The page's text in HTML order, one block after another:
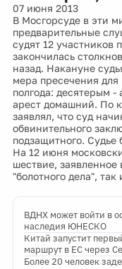
07 июня 2013
В Мосгорсуде в эти
предварительные
судят 12 участников
закончилась
назад. Накануне
мера пресечения для
полгода: десятерым -
арест домашний. По
заявлял, что суд
обвинительного
подзащитного. Судье
На 12 июня
шествие, заявленное
"болотного дела",
ВДНХ может войти в
наследия ЮНЕСКО
Китай запустит
маршрут в ЕС через
Более 20 человек